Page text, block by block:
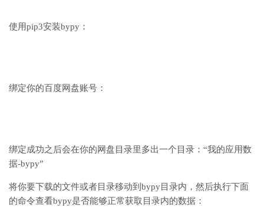
使用pip3安装bypy：
绑定你的百度网盘账号：
绑定成功之后会在你的网盘目录里多出一个目录：“我的应用数
据-bypy”
将你要下载的文件或者目录移动到bypy目录内，然后执行下面
的命令查看bypy是否能够正常获取目录内的数据：